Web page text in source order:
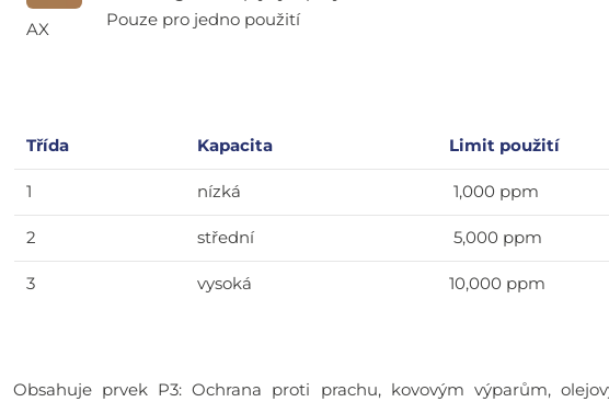
AX
Pouze pro jedno použití
Třída Kapacita Limit použití
1 nízká 1,000 ppm
2 střední 5,000 ppm
3 vysoká 10,000 ppm
Obsahuje prvek P3: Ochrana proti prachu, kovovým výparům,